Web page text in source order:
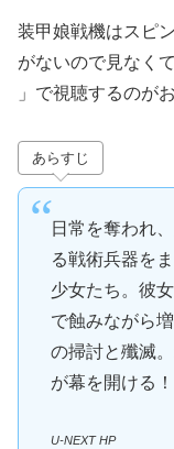
装甲娘戦機はスピ
がないので見なく
」で視聴するのが
あらすじ
日常を奪われ
る戦術兵器を
少女たち。彼
で蝕みながら
の掃討と殲滅
が幕を開ける！
U-NEXT HP